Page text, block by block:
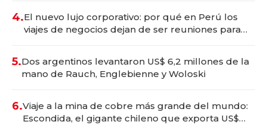
4.El nuevo lujo corporativo: por qué en Perú los
viajes de negocios dejan de ser reuniones para
5.Dos argentinos levantaron US$ 6,2 millones de la
mano de Rauch, Englebienne y Woloski
6.Viaje a la mina de cobre más grande del mundo:
Escondida, el gigante chileno que exporta US$